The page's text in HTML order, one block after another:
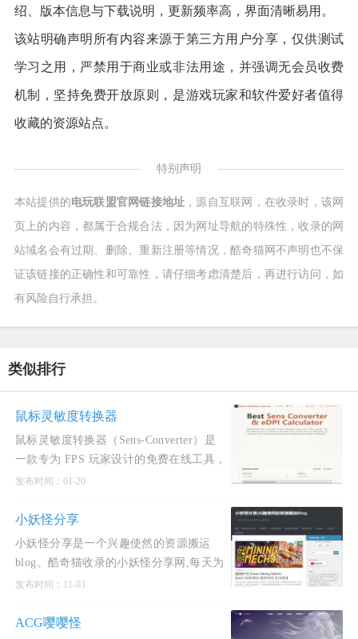
绍、版本信息与下载说明，更新频率高，界面清晰易用。
该站明确声明所有内容来源于第三方用户分享，仅供测试
学习之用，严禁用于商业或非法用途，并强调无会员收费
机制，坚持免费开放原则，是游戏玩家和软件爱好者值得
收藏的资源站点。
特别声明
本站提供的电玩联盟官网链接地址 ，源自互联网，在收录时，该网
页上的内容，都属于合规合法，因为网址导航的特殊性，收录的网
站域名会有过期、删除、重新注册等情况，酷奇猫网不声明也不保
证该链接的正确性和可靠性，请仔细考虑清楚后，再进行访问，如
有风险自行承担。
类似排行
鼠标灵敏度转换器
鼠标灵敏度转换器（Sens‑Converter）是
一款专为 FPS 玩家设计的免费在线工具，
旨在帮助玩家在不同游戏之间保持一致的
1500 款游戏，涵盖《无畏契约》《CS2》
《Apex 英雄》《守望先锋 2
发布时间：01-20
小妖怪分享
小妖怪分享是一个兴趣使然的资源搬运
blog。酷奇猫收录的小妖怪分享网,每天为
大家更新国内外单机PJ游戏，安卓PJ软
教程，收录最新最全的STEAM单机破
发布时间：11-03
ACG嘤嘤怪